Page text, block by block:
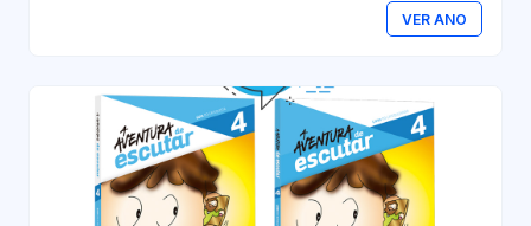
VER ANO